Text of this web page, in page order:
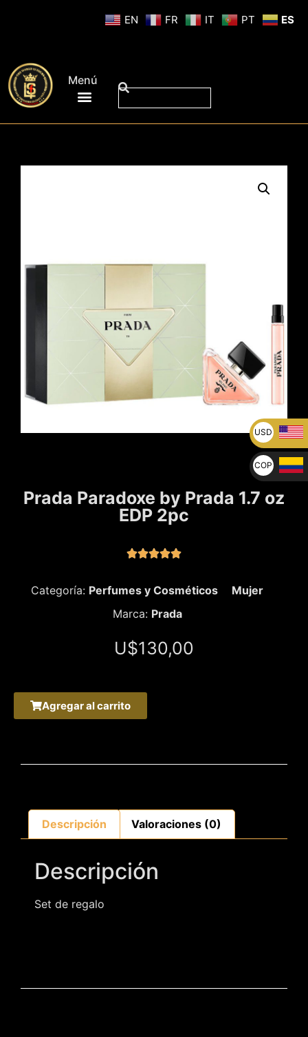
Menú
Prada Paradoxe by Prada 1.7 oz
EDP 2pc

Categoría: Perfumes y Cosméticos
Mujer
Marca: Prada
U$130,00
Agregar al carrito
Descripción Valoraciones (0)
Descripción
Set de regalo
EN FR IT PT ES
USD
U$
COP
$